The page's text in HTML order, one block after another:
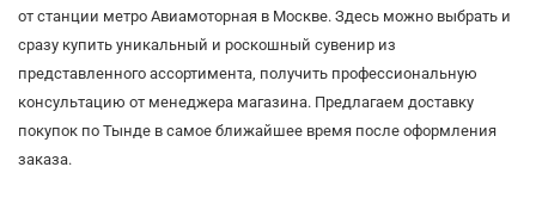
от станции метро Авиамоторная в Москве. Здесь можно выбрать и
сразу купить уникальный и роскошный сувенир из
представленного ассортимента, получить профессиональную
консультацию от менеджера магазина. Предлагаем доставку
покупок по Тынде в самое ближайшее время после оформления
заказа.